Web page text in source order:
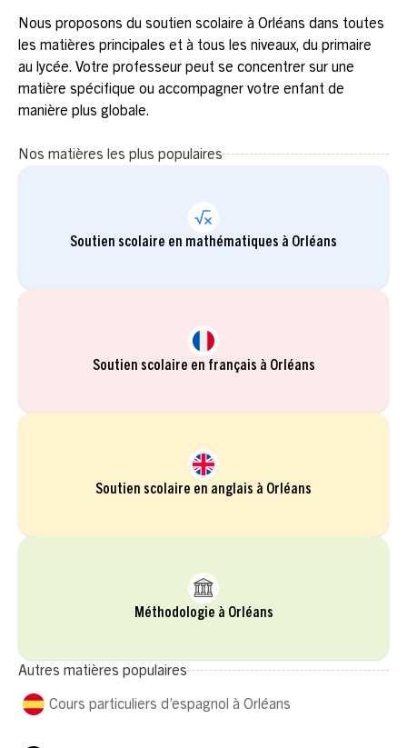
Nous proposons du soutien scolaire à Orléans dans toutes
les matières principales et à tous les niveaux, du primaire
au lycée. Votre professeur peut se concentrer sur une
matière spécifique ou accompagner votre enfant de
manière plus globale.
Nos matières les plus populaires
Soutien scolaire en mathématiques à Orléans
Soutien scolaire en français à Orléans
Soutien scolaire en anglais à Orléans
Méthodologie à Orléans
Autres matières populaires
Cours particuliers d’espagnol à Orléans